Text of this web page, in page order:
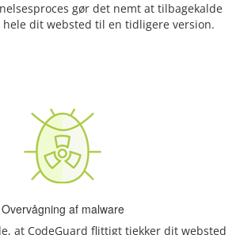
gør det nemt at tilbagekalde
dit websted til en tidligere version.
Overvågning af malware
at CodeGuard flittigt tjekker dit websted